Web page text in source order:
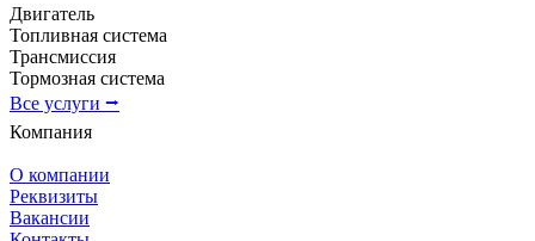
Двигатель
Топливная система
Трансмиссия
Тормозная система
Все услуги ⭢
Компания
О компании
Реквизиты
Вакансии